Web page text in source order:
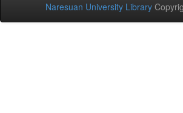
Naresuan University Library